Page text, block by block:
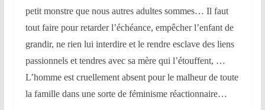
petit monstre que nous autres adultes sommes… Il faut
tout faire pour retarder l’échéance, empêcher l’enfant de
grandir, ne rien lui interdire et le rendre esclave des liens
passionnels et tendres avec sa mère qui l’étouffent, …
L’homme est cruellement absent pour le malheur de toute
la famille dans une sorte de féminisme réactionnaire…